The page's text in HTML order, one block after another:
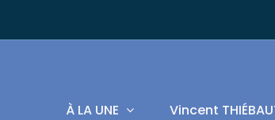
À LA UNE Vincent